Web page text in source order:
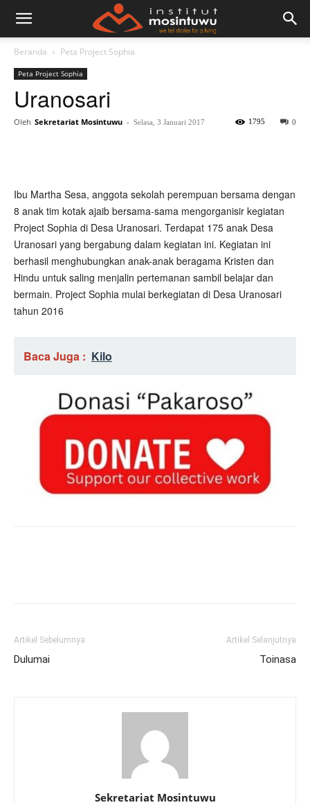
Beranda Peta Project Sophia
Peta Project Sophia
Uranosari
Oleh Sekretariat Mosintuwu - Selasa, 3 Januari 2017 0
1795
Ibu Martha Sesa, anggota sekolah perempuan bersama dengan
8 anak tim kotak ajaib bersama-sama mengorganisir kegiatan
Project Sophia di Desa Uranosari. Terdapat 175 anak Desa
Uranosari yang bergabung dalam kegiatan ini. Kegiatan ini
berhasil menghubungkan anak-anak beragama Kristen dan
Hindu untuk saling menjalin pertemanan sambil belajar dan
bermain. Project Sophia mulai berkegiatan di Desa Uranosari
tahun 2016
Baca Juga : Kilo
Artikel Sebelumnya
Dulumai
Artikel Selanjutnya
Toinasa
Sekretariat Mosintuwu